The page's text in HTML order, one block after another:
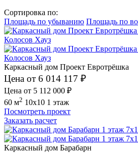
Сортировка по:
Площадь по убыванию Площадь по
Каркасный дом Проект Евротрёшка
Цена от 6 014 117 ₽
Цена от 5 112 000 ₽
60 м2 10x10 1 этаж
Посмотреть проект
Заказать расчет
Каркасный дом Барабарн